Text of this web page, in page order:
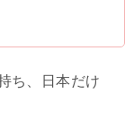
ち、日本だけ